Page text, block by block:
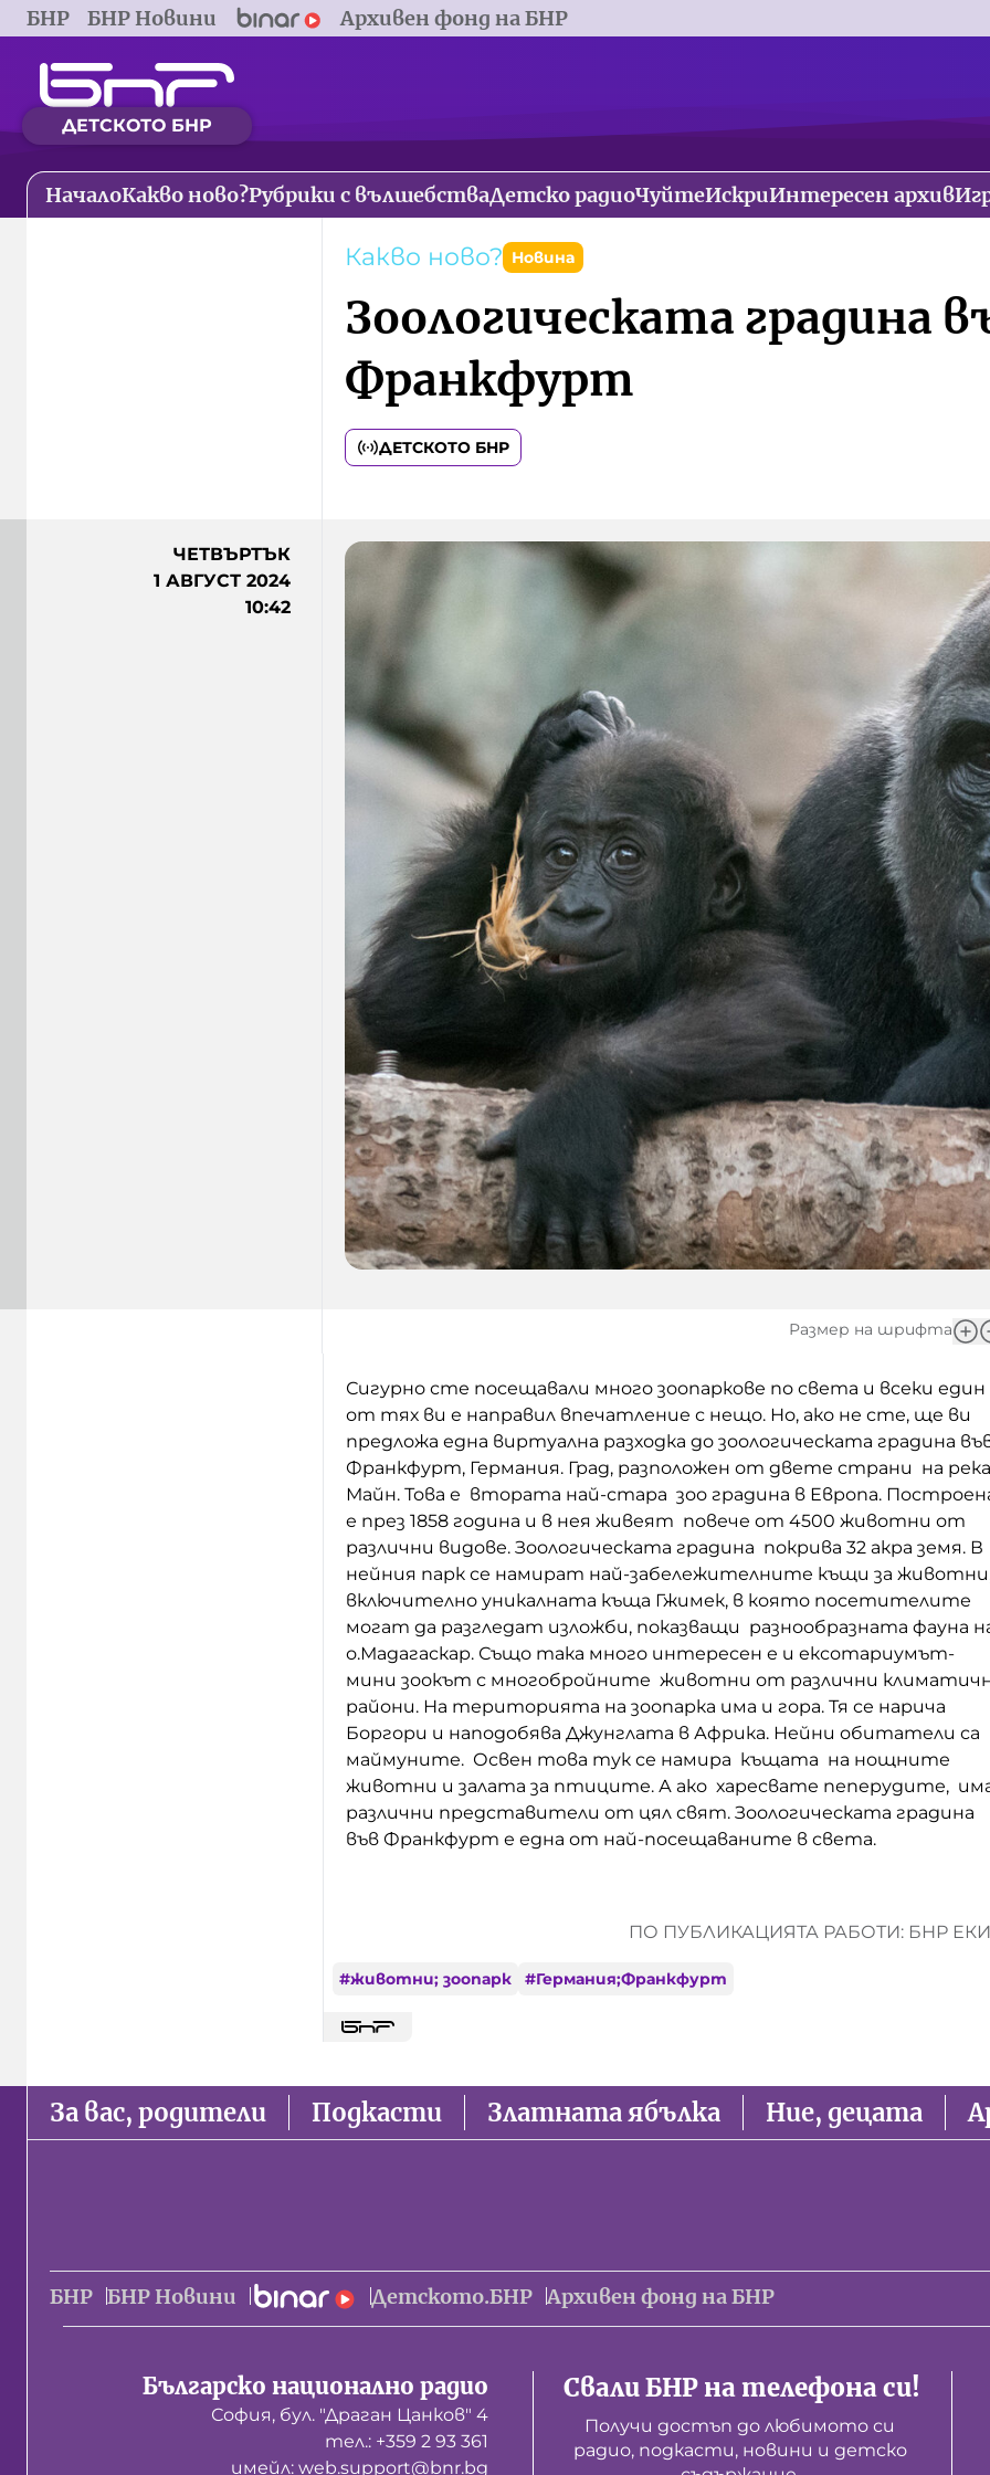
БНР БНР Новини Архивен фонд на БНР
ДЕТСКОТО БНР
НачалоКакво ново?Рубрики с вълшебстваДетско радиоЧуйтеИскриИнтересен архив
Какво ново? Новина
Зоологическата градина
Франкфурт
ДЕТСКОТО БНР
ЧЕТВЪРТЪК
1 АВГУСТ 2024
10:42
Размер на шрифта
Сигурно сте посещавали много зоопаркове по света и всеки един
от тях ви е направил впечатление с нещо. Но, ако не сте, ще ви
предложа една виртуална разходка до зоологическата градина
Франкфурт, Германия. Град, разположен от двете страни на река
Майн. Това е втората най-стара зоо градина в Европа.
е през 1858 година и в нея живеят повече от 4500 животни от
различни видове. Зоологическата градина покрива 32 акра земя. В
нейния парк се намират най-забележителните къщи за
включително уникалната къща Гжимек, в която посетителите
могат да разгледат изложби, показващи разнообразната фауна
о.Мадагаскар. Също така много интересен е и ексотариумът-
мини зоокът с многобройните животни от различни
райони. На територията на зоопарка има и гора. Тя се нарича
Боргори и наподобява Джунглата в Африка. Нейни обитатели са
маймуните. Освен това тук се намира къщата на нощните
животни и залата за птиците. А ако харесвате пеперудите,
различни представители от цял свят. Зоологическата градина
във Франкфурт е една от най-посещаваните в света.
ПО ПУБЛИКАЦИЯТА РАБОТИ: БНР
#животни; зоопарк #Германия;Франкфурт
За вас, родители Подкасти Златната ябълка Ние, децата
БНР БНР Новини Детското.БНР Архивен фонд на БНР
Българско национално радио
София, бул. "Драган Цанков" 4
тел.: +359 2 93 361
имейл: web.support@bnr.bg
Свали БНР на телефона си!
Получи достъп до любимото си
радио, подкасти, новини и детско